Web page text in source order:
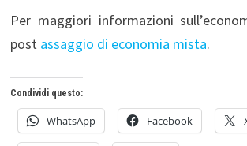
Per maggiori informazioni
post assaggio di economia mista.
Condividi questo:
WhatsApp Facebook